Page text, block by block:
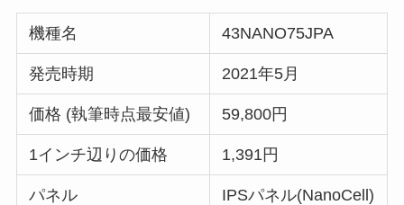
機種名 43NANO75JPA
発売時期 2021年5月
価格 (執筆時点最安値) 59,800円
1インチ辺りの価格 1,391円
パネル IPSパネル(NanoCell)